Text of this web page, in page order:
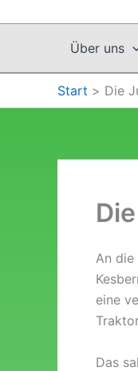
Über uns
Start Die
An die
eine
Das